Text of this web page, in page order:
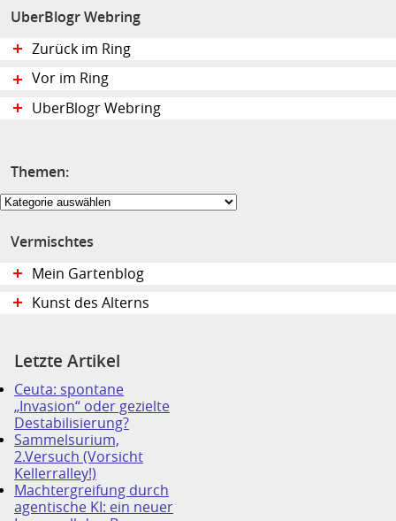
UberBlogr Webring
Zurück im Ring
Vor im Ring
UberBlogr Webring
Themen:
Themen:
Vermischtes
Mein Gartenblog
Kunst des Alterns
Letzte Artikel
Ceuta: spontane
„Invasion“ oder gezielte
Destabilisierung?
Sammelsurium,
2.Versuch (Vorsicht
Kellerralley!)
Machtergreifung durch
agentische KI: ein neuer